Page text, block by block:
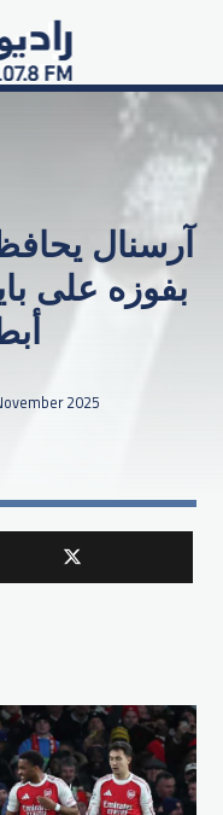
آرسنال
بفوزه على
2025